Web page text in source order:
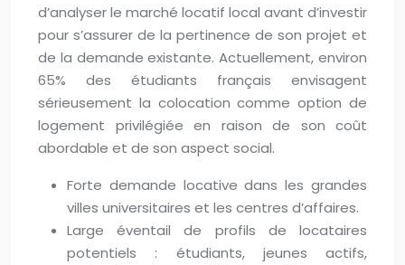
d’analyser le marché locatif local avant d’investir
pour s’assurer de la pertinence de son projet et
de la demande existante. Actuellement, environ
65% des étudiants français envisagent
sérieusement la colocation comme option de
logement privilégiée en raison de son coût
abordable et de son aspect social.
Forte demande locative dans les grandes
villes universitaires et les centres d’affaires.
Large éventail de profils de locataires
potentiels : étudiants, jeunes actifs,